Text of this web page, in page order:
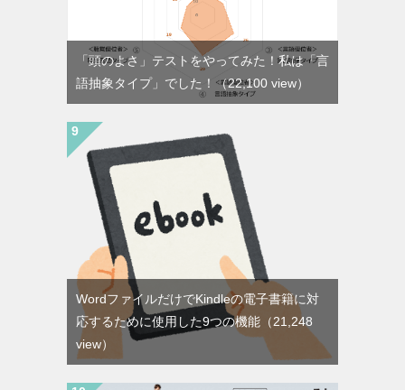
「頭のよさ」テストをやってみた！私は「言
語抽象タイプ」でした！ （22,100 view）
WordファイルだけでKindleの電子書籍に対
応するために使用した9つの機能 （21,248
view）